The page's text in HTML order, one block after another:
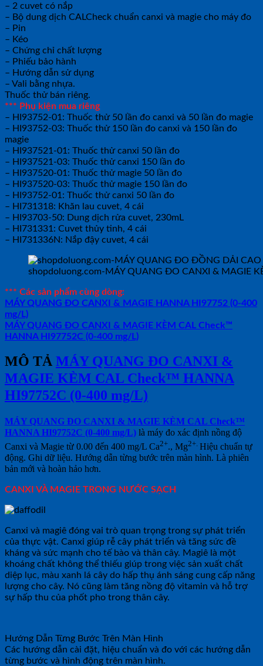
– 2 cuvet có nắp
– Bộ dung dịch CALCheck chuẩn canxi và magie cho máy đo
– Pin
– Kéo
– Chứng chỉ chất lượng
– Phiếu bảo hành
– Hướng dẫn sử dụng
– Vali bằng nhựa.
Thuốc thử bán riêng.
*** Phụ kiện mua riêng
– HI93752-01: Thuốc thử 50 lần đo canxi và 50 lần đo magie
– HI93752-03: Thuốc thử 150 lần đo canxi và 150 lần đo
magie
– HI937521-01: Thuốc thử canxi 50 lần đo
– HI937521-03: Thuốc thử canxi 150 lần đo
– HI937520-01: Thuốc thử magie 50 lần đo
– HI937520-03: Thuốc thử magie 150 lần đo
– HI93752-01: Thuốc thử canxi 50 lần đo
– HI731318: Khăn lau cuvet, 4 cái
– HI93703-50: Dung dịch rửa cuvet, 230mL
– HI731331: Cuvet thủy tinh, 4 cái
– HI731336N: Nắp đậy cuvet, 4 cái
shopdoluong.com-MÁY QUANG ĐO CANXI & MAGIE
*** Các sản phẩm cùng dòng:
MÁY QUANG ĐO CANXI & MAGIE HANNA HI97752 (0-400
mg/L)
MÁY QUANG ĐO CANXI & MAGIE KÈM CAL Check™
HANNA HI97752C (0-400 mg/L)
MÔ TẢ MÁY QUANG ĐO CANXI &
MAGIE KÈM CAL Check™ HANNA
HI97752C (0-400 mg/L)
MÁY QUANG ĐO CANXI & MAGIE KÈM CAL Check™
HANNA HI97752C (0-400 mg/L) là máy đo xác định nồng độ
Canxi và Magie từ 0.00 đến 400 mg/L Ca2+., Mg2+. Hiệu chuẩn tự
động. Ghi dữ liệu. Hướng dẫn từng bước trên màn hình. Là phiên
bản mới và hoàn hảo hơn.
CANXI VÀ MAGIE TRONG NƯỚC SẠCH
Canxi và magiê đóng vai trò quan trọng trong sự phát triển
của thực vật. Canxi giúp rễ cây phát triển và tăng sức đề
kháng và sức mạnh cho tế bào và thân cây. Magiê là một
khoáng chất không thể thiếu giúp trong việc sản xuất chất
diệp lục, màu xanh lá cây do hấp thụ ánh sáng cung cấp năng
lượng cho cây. Nó cũng làm tăng nồng độ vitamin và hỗ trợ
sự hấp thu của phốt pho trong thân cây.
Hướng Dẫn Từng Bước Trên Màn Hình
Các hướng dẫn cài đặt, hiệu chuẩn và đo với các hướng dẫn
từng bước và hình động trên màn hình.